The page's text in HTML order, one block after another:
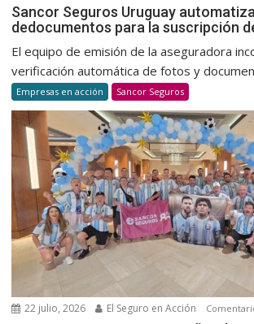
Sancor Seguros Uruguay
dedocumentos para la suscripción
El equipo de emisión de la aseguradora
verificación automática de fotos y
Empresas en acción Sancor Seguros
22 julio, 2026 El Seguro en Acción